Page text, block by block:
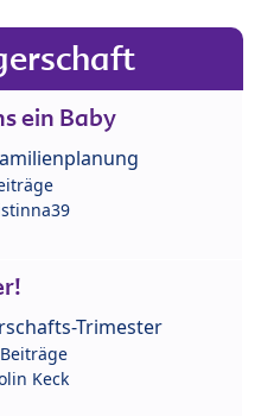
ein Baby
Trimester
Keck